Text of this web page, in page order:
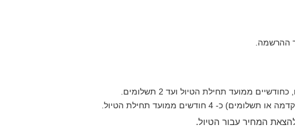
ממועד תחילת הטיול ועד 2 תשלומים.
המחיר עבור הטיול.